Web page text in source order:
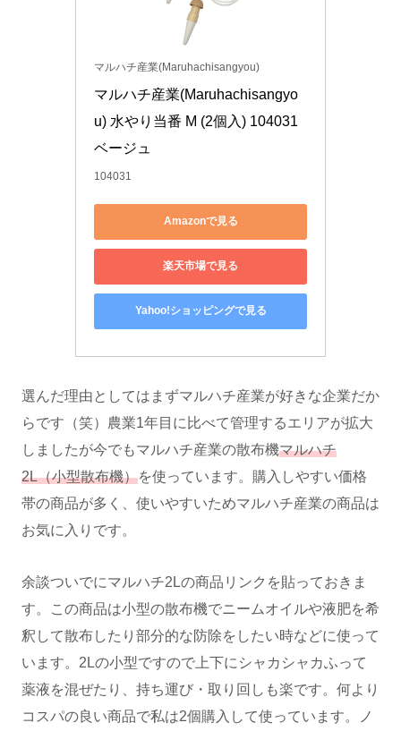
マルハチ産業(Maruhachisangyou)
マルハチ産業(Maruhachisangyo
u) 水やり当番 M (2個入) 104031
ベージュ
104031
Amazonで見る
楽天市場で見る
Yahoo!ショッピングで見る
選んだ理由としてはまずマルハチ産業が好きな企業だか
らです（笑）農業1年目に比べて管理するエリアが拡大
しましたが今でもマルハチ産業の散布機マルハチ
2L（小型散布機）を使っています。購入しやすい価格
帯の商品が多く、使いやすいためマルハチ産業の商品は
お気に入りです。
余談ついでにマルハチ2Lの商品リンクを貼っておきま
す。この商品は小型の散布機でニームオイルや液肥を希
釈して散布したり部分的な防除をしたい時などに使って
います。2Lの小型ですので上下にシャカシャカふって
薬液を混ぜたり、持ち運び・取り回しも楽です。何より
コスパの良い商品で私は2個購入して使っています。ノ